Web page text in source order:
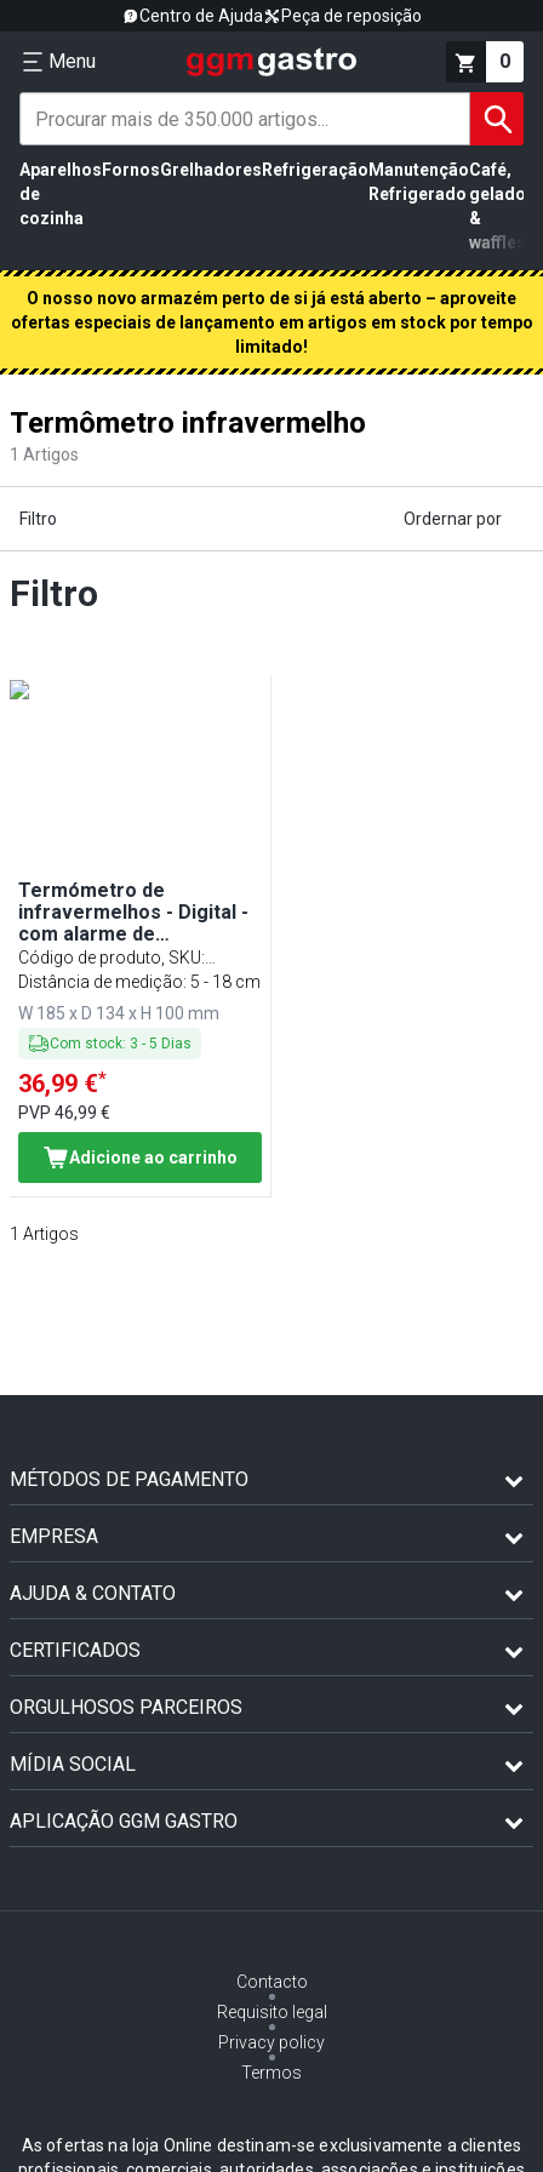
Centro de Ajuda Peça de reposição
Menu 0
Aparelhos
de
cozinha
FornosGrelhadores Refrigeração Manutenção
Refrigerado
Café,
gelados
&
waffles
O nosso novo armazém perto de si já está aberto – aproveite
ofertas especiais de lançamento em artigos em stock por tempo
limitado!
Termômetro infravermelho
1 Artigos
Filtro Ordernar por
Filtro
Termómetro de
infravermelhos - Digital -
com alarme de
temperatura - 32°C a 42°C
(corpo), 0°C a 100°C
(superfícies) - incl.
suporte
Código de produto, SKU:
ITCD3#SITCD3
Distância de medição: 5 - 18 cm
W 185 x D 134 x H 100 mm
Com stock: 3 - 5 Dias
36,99 €*
PVP 46,99 €
Adicione ao carrinho
1 Artigos
MÉTODOS DE PAGAMENTO
EMPRESA
AJUDA & CONTATO
CERTIFICADOS
ORGULHOSOS PARCEIROS
MÍDIA SOCIAL
APLICAÇÃO GGM GASTRO
Contacto
Requisito legal
Privacy policy
Termos
As ofertas na loja Online destinam-se exclusivamente a clientes